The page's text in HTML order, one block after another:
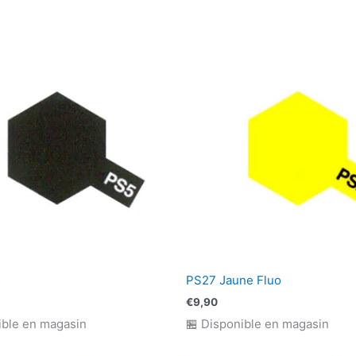
en magasin
PS27 Jaune Fluo
€9,90
🏪 Disponible en magasin